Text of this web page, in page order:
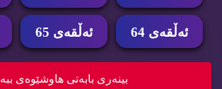
ئه‌ڵقه‌ی 64 ئه‌ڵقه‌ی 65
بینه‌ری بابه‌تی هاوشێوه‌ی ببه‌
زنجیره‌ درامای بازرگان ئه‌ڵقه‌ی 66 dramay bazrg...